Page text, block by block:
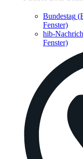
Bundestag
Fenster)
hib-
Fenster)